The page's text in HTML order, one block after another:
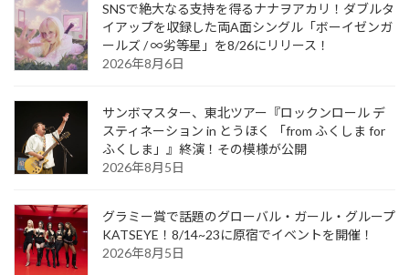
SNSで絶大なる支持を得るナナヲアカリ！ダブルタ
イアップを収録した両A面シングル「ボーイゼンガ
ールズ / ∞劣等星」を8/26にリリース！
2026年8月6日
サンボマスター、東北ツアー『ロックンロール デ
スティネーション in とうほく 「from ふくしま for
ふくしま」』終演！その模様が公開
2026年8月5日
グラミー賞で話題のグローバル・ガール・グループ
KATSEYE！8/14~23に原宿でイベントを開催！
2026年8月5日